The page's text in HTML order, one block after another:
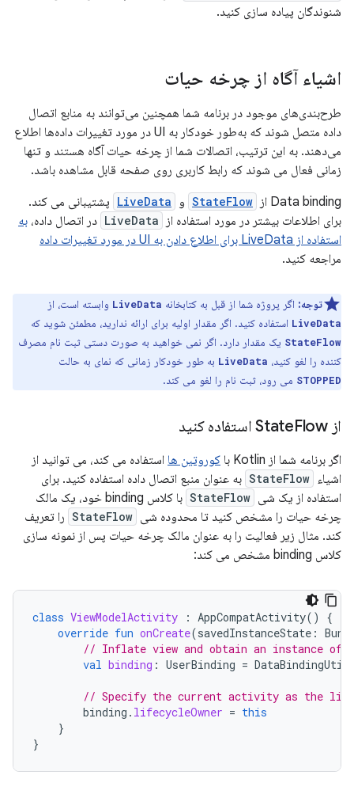
شنوندگان پیاده سازی کنید.
اشیاء آگاه از چرخه حیات
طرح‌بندی‌های موجود در برنامه شما همچنین می‌توانند به منابع اتصال
داده متصل شوند که به‌طور خودکار به UI در مورد تغییرات داده‌ها اطلاع
می‌دهند. به این ترتیب، اتصالات شما از چرخه حیات آگاه هستند و تنها
زمانی فعال می شوند که رابط کاربری روی صفحه قابل مشاهده باشد.
Data binding از
StateFlow و LiveData پشتیبانی می کند.
برای اطلاعات بیشتر در مورد استفاده از
LiveData در اتصال داده، به
استفاده از LiveData برای اطلاع دادن به UI در مورد تغییرات داده
مراجعه کنید.
توجه: اگر پروژه شما از قبل به کتابخانه LiveData وابسته است، از
LiveData استفاده کنید. اگر مقدار اولیه برای ارائه ندارید، مطمئن شوید که
StateFlow یک مقدار دارد. اگر نمی خواهید به صورت دستی ثبت نام مصرف
کننده را لغو کنید، LiveData به طور خودکار زمانی که نمای به حالت
STOPPED می رود، ثبت نام را لغو می کند.
از StateFlow استفاده کنید
اگر برنامه شما از Kotlin با کوروتین ها استفاده می کند، می توانید از
اشیاء StateFlow به عنوان منبع اتصال داده استفاده کنید. برای
استفاده از یک شی StateFlow
با کلاس binding خود، یک مالک
چرخه حیات را مشخص کنید تا محدوده شی StateFlow را تعریف
کند. مثال زیر فعالیت را به عنوان مالک چرخه حیات پس از نمونه سازی
کلاس binding مشخص می کند:
class ViewModelActivity : AppCompatActivity()
{
override fun onCreate(savedInstanceState :
// Inflate view and obtain an instance of
val binding : UserBinding = DataBindingUtil
// Specify the current activity as the
binding . lifecycleOwner = this
}
}